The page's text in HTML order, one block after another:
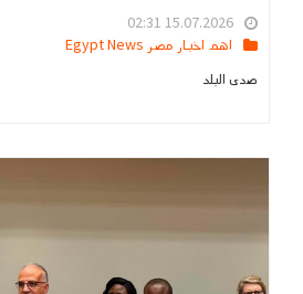
15.07.2026 02:31
اهم اخبار مصر Egypt News
صدى البلد